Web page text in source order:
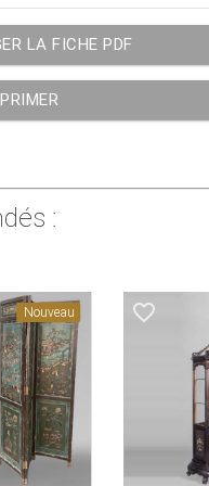
LA FICHE PDF
:
Nouveau favorite_border